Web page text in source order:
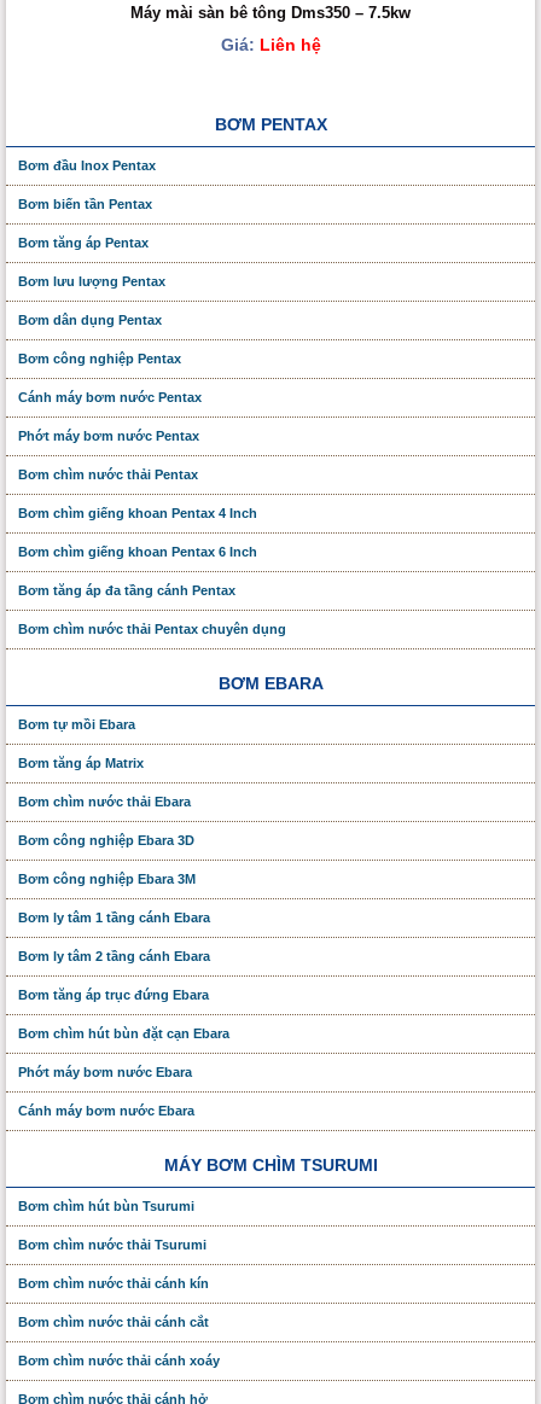
Máy mài sàn bê tông Dms350 – 7.5kw
Giá: Liên hệ
BƠM PENTAX
Bơm đầu Inox Pentax
Bơm biến tần Pentax
Bơm tăng áp Pentax
Bơm lưu lượng Pentax
Bơm dân dụng Pentax
Bơm công nghiệp Pentax
Cánh máy bơm nước Pentax
Phớt máy bơm nước Pentax
Bơm chìm nước thải Pentax
Bơm chìm giếng khoan Pentax 4 Inch
Bơm chìm giếng khoan Pentax 6 Inch
Bơm tăng áp đa tầng cánh Pentax
Bơm chìm nước thải Pentax chuyên dụng
BƠM EBARA
Bơm tự mồi Ebara
Bơm tăng áp Matrix
Bơm chìm nước thải Ebara
Bơm công nghiệp Ebara 3D
Bơm công nghiệp Ebara 3M
Bơm ly tâm 1 tầng cánh Ebara
Bơm ly tâm 2 tầng cánh Ebara
Bơm tăng áp trục đứng Ebara
Bơm chìm hút bùn đặt cạn Ebara
Phớt máy bơm nước Ebara
Cánh máy bơm nước Ebara
MÁY BƠM CHÌM TSURUMI
Bơm chìm hút bùn Tsurumi
Bơm chìm nước thải Tsurumi
Bơm chìm nước thải cánh kín
Bơm chìm nước thải cánh cắt
Bơm chìm nước thải cánh xoáy
Bơm chìm nước thải cánh hở